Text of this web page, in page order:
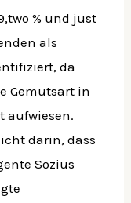
% und just
als
da
Gemutsart in
aufwiesen.
darin, dass
Sozius